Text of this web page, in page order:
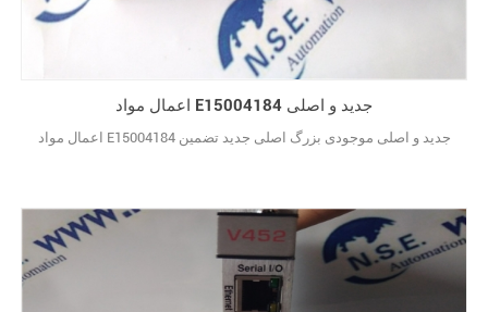
اعمال مواد E15004184 جدید و اصلی
اعمال مواد E15004184 جدید و اصلی موجودی بزرگ اصلی جدید تضمین